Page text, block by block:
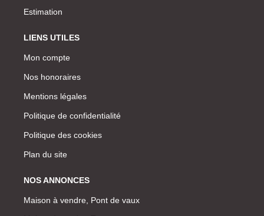
Nos biens vendus
Estimation
LIENS UTILES
Mon compte
Nos honoraires
Mentions légales
Politique de confidentialité
Politique des cookies
Plan du site
NOS ANNONCES